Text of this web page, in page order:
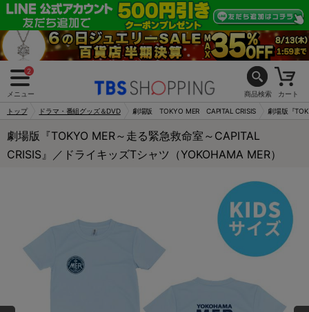
2
メニュー 商品検索 カート
トップ ドラマ・番組グッズ＆DVD 劇場版 TOKYO MER CAPITAL CRISIS 劇場版『
劇場版『TOKYO MER～走る緊急救命室～CAPITAL
CRISIS』／ドライキッズTシャツ（YOKOHAMA MER）